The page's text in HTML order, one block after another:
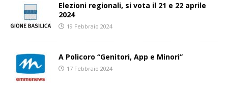
Elezioni regionali, si vota il 21 e 22 aprile
2024
19 Febbraio 2024
A Policoro “Genitori, App e Minori”
17 Febbraio 2024